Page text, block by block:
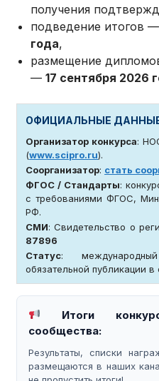
получения
подведение итогов
года,
размещение
—17 сентября 2026
ОФИЦИАЛЬНЫЕ
Организатор конкурса:
(www.scipro.ru).
Соорганизатор: стать
ФГОС / Стандарты:
с требованиями ФГОС,
РФ.
СМИ: Свидетельство о
87896
Статус:
обязательной публикации в
Итоги
сообщества:
Результаты, списки
размещаются в наших